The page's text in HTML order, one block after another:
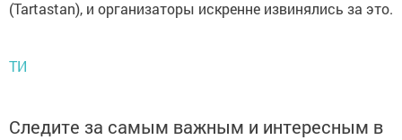
(Tartastan), и организаторы искренне извинялись за это.
ТИ
Следите за самым важным и интересным в